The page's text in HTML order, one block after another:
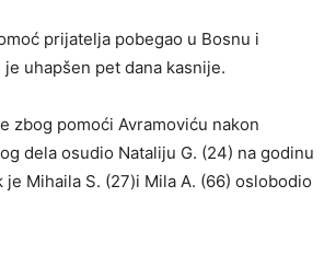
prijatelja pobegao u Bosnu i
uhapšen pet dana kasnije.
zbog pomoći Avramoviću nakon
dela osudio Nataliju G. (24) na godinu
je Mihaila S. (27)i Mila A. (66) oslobodio